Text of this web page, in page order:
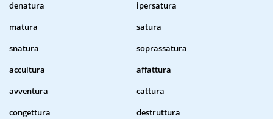
denatura
ipersatura
matura
satura
snatura
soprassatura
accultura
affattura
avventura
cattura
congettura
destruttura